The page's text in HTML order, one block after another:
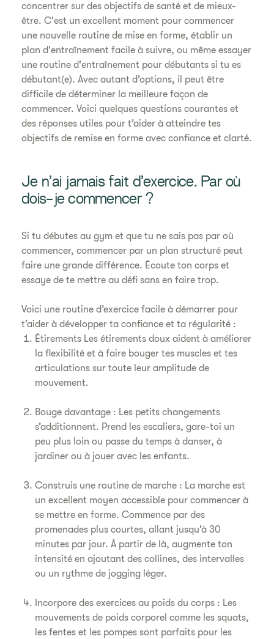
concentrer sur des objectifs de santé et de mieux-
être. C'est un excellent moment pour commencer
une nouvelle routine de mise en forme, établir un
plan d'entraînement facile à suivre, ou même essayer
une routine d'entraînement pour débutants si tu es
débutant(e). Avec autant d’options, il peut être
difficile de déterminer la meilleure façon de
commencer. Voici quelques questions courantes et
des réponses utiles pour t’aider à atteindre tes
objectifs de remise en forme avec confiance et clarté.
Je n’ai jamais fait d’exercice. Par où
dois-je commencer ?
Si tu débutes au gym et que tu ne sais pas par où
commencer, commencer par un plan structuré peut
faire une grande différence. Écoute ton corps et
essaye de te mettre au défi sans en faire trop.
Voici une routine d’exercice facile à démarrer pour
t’aider à développer ta confiance et ta régularité :
Étirements Les étirements doux aident à améliorer
la flexibilité et à faire bouger tes muscles et tes
articulations sur toute leur amplitude de
mouvement.
Bouge davantage : Les petits changements
s’additionnent. Prend les escaliers, gare-toi un
peu plus loin ou passe du temps à danser, à
jardiner ou à jouer avec les enfants.
Construis une routine de marche : La marche est
un excellent moyen accessible pour commencer à
se mettre en forme. Commence par des
promenades plus courtes, allant jusqu’à 30
minutes par jour. À partir de là, augmente ton
intensité en ajoutant des collines, des intervalles
ou un rythme de jogging léger.
Incorpore des exercices au poids du corps : Les
mouvements de poids corporel comme les squats,
les fentes et les pompes sont parfaits pour les